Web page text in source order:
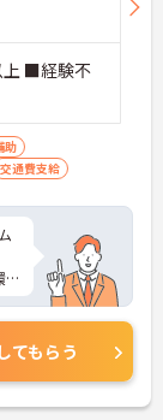
上 ■経験不
助
交通費支給
てもらう